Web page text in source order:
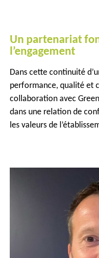
Un partenariat
l’engagement
Dans cette continuité
performance, qualité et
collaboration avec
dans une relation de
les valeurs de